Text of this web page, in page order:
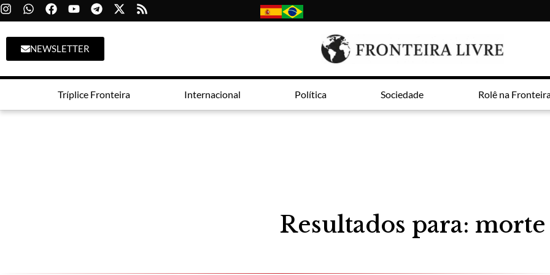
NEWSLETTER
Tríplice Fronteira Internacional Política Sociedade Rolê na
Resultados para: morte